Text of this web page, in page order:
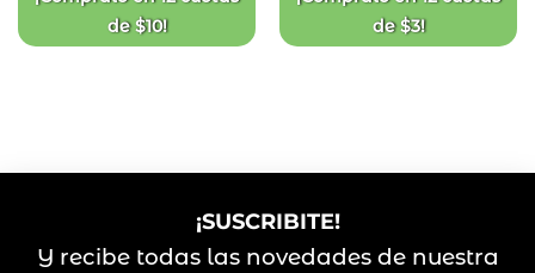
de$10!
de$3!
¡SUSCRIBITE!
Y recibe todas las novedades de nuestra